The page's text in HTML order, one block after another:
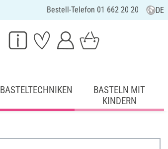
Bestell-Telefon 01 662 20 20 DE
BASTELTECHNIKEN
BASTELN MIT
KINDERN